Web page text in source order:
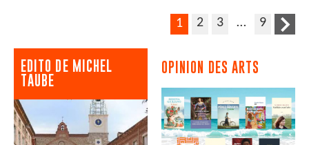
1 2 3 … 9
EDITO DE MICHEL
TAUBE
OPINION DES ARTS